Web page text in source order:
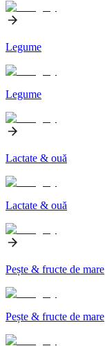
Legume
Legume
Lactate & ouă
Lactate & ouă
Pește & fructe de mare
Pește & fructe de mare